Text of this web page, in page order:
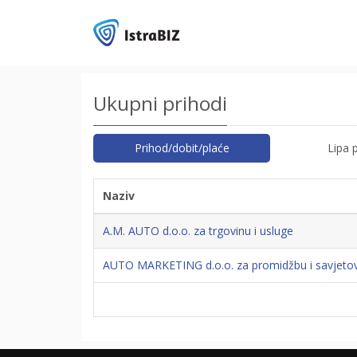
Ukupni prihodi
Prihod/dobit/plaće Lipa
Naziv
A.M. AUTO d.o.o. za trgovinu i usluge
AUTO MARKETING d.o.o. za promidžbu i